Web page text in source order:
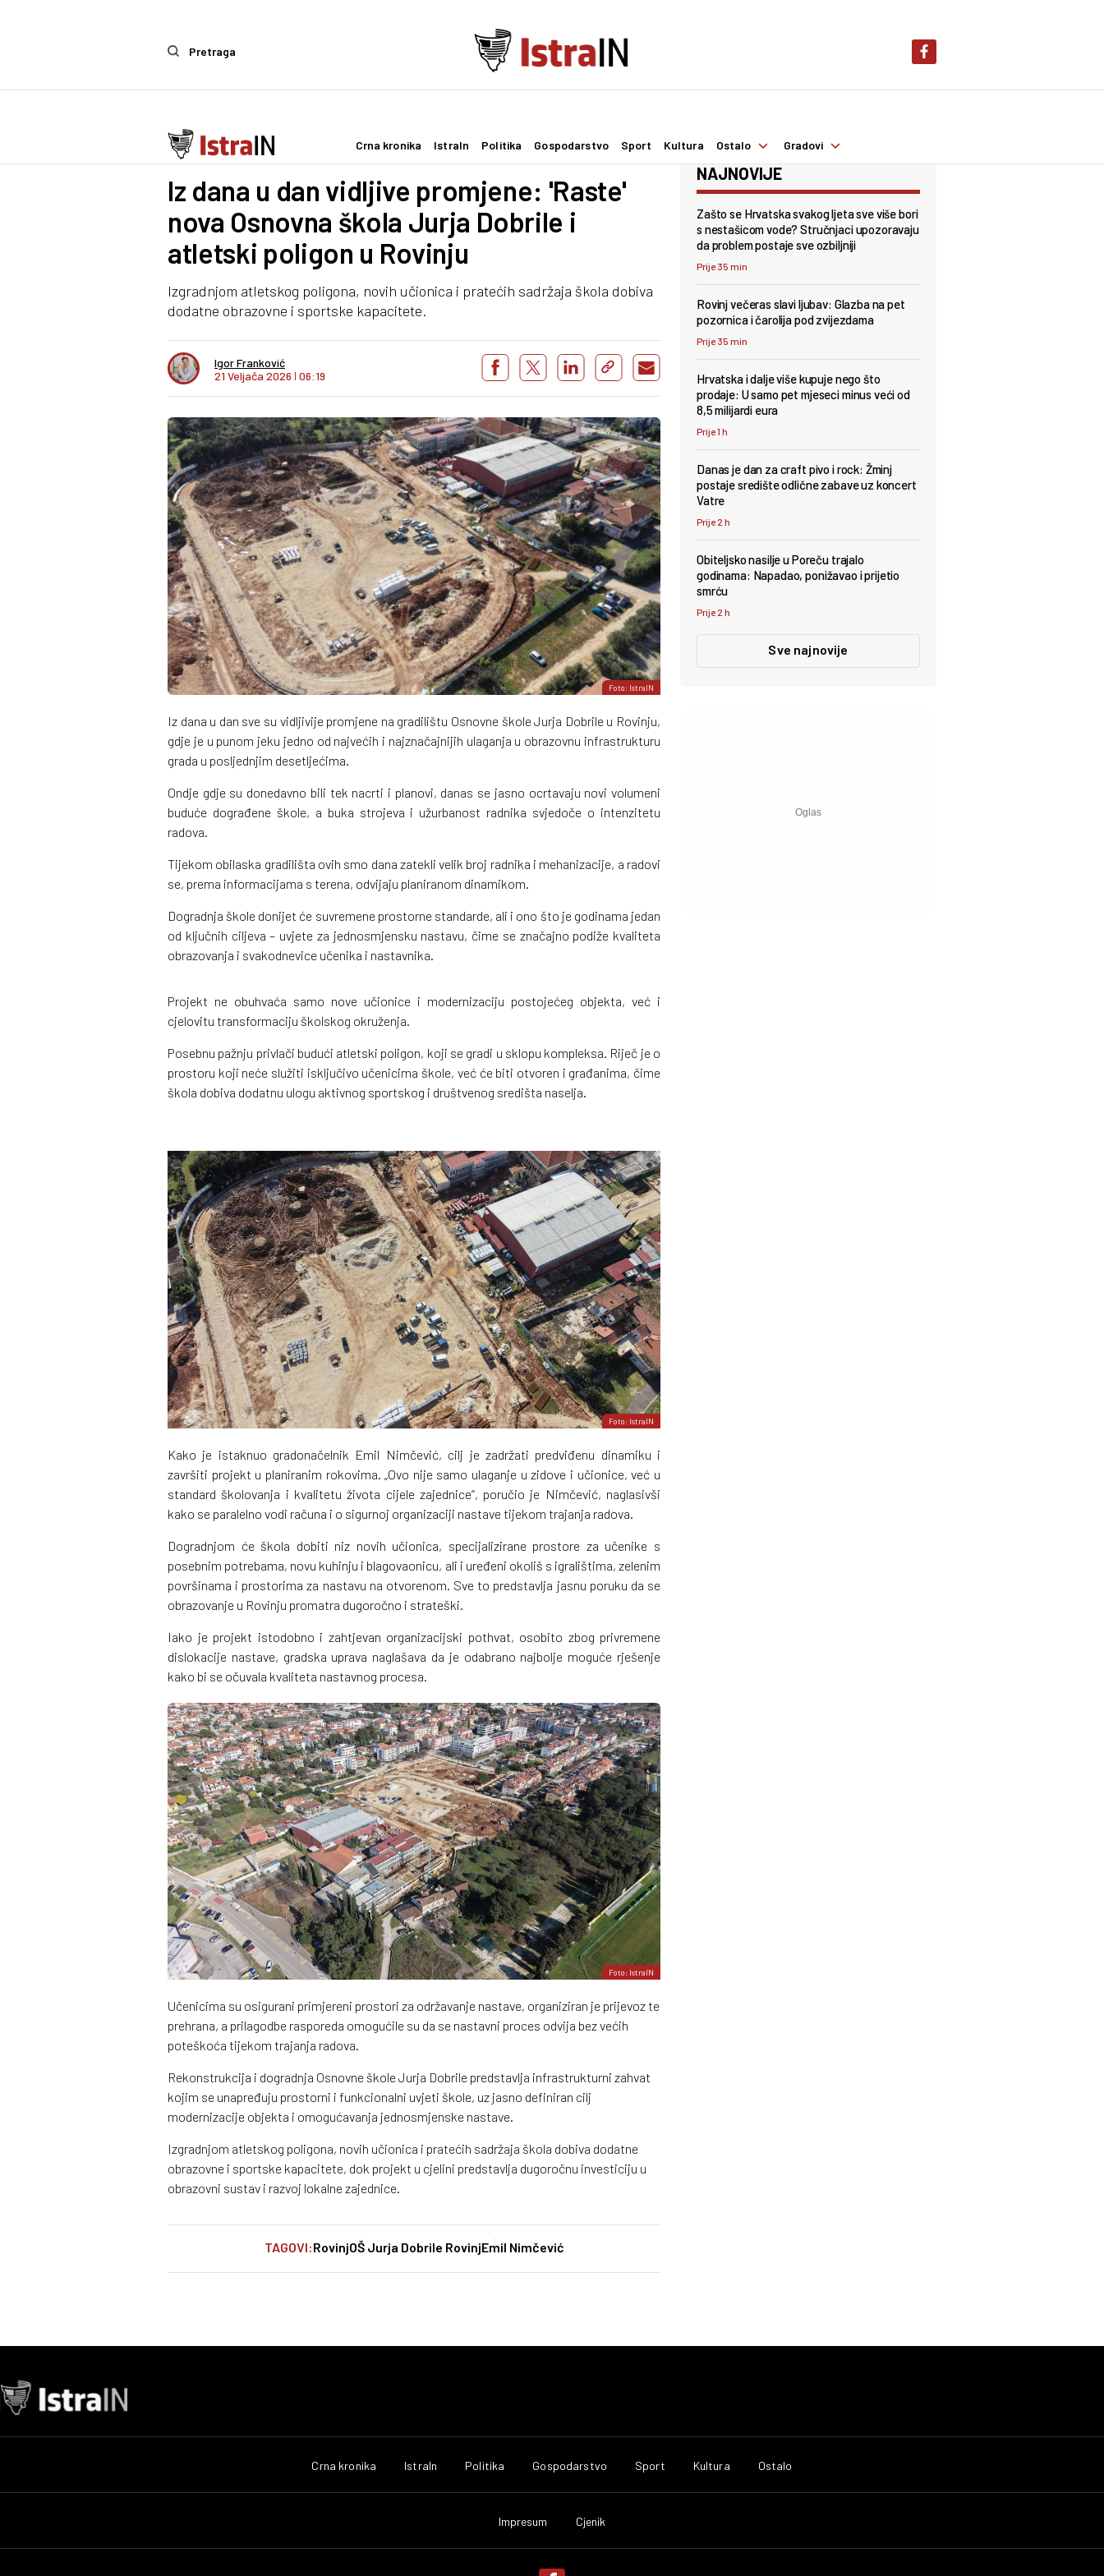
Pretraga
Crna kronika IstraIn Politika Gospodarstvo Sport Kultura Ostalo Gradovi
Gospodarstvo
Iz dana u dan vidljive promjene: 'Raste'
nova Osnovna škola Jurja Dobrile i
atletski poligon u Rovinju
Izgradnjom atletskog poligona, novih učionica i pratećih sadržaja škola dobiva
dodatne obrazovne i sportske kapacitete.
Igor Franković
21 Veljača 2026 I 06:19
Foto: IstraIN
Iz dana u dan sve su vidljivije promjene na gradilištu Osnovne škole Jurja Dobrile u Rovinju,
gdje je u punom jeku jedno od najvećih i najznačajnijih ulaganja u obrazovnu infrastrukturu
grada u posljednjim desetljećima.
Ondje gdje su donedavno bili tek nacrti i planovi, danas se jasno ocrtavaju novi volumeni
buduće dograđene škole, a buka strojeva i užurbanost radnika svjedoče o intenzitetu
radova.
Tijekom obilaska gradilišta ovih smo dana zatekli velik broj radnika i mehanizacije, a radovi
se, prema informacijama s terena, odvijaju planiranom dinamikom.
Dogradnja škole donijet će suvremene prostorne standarde, ali i ono što je godinama jedan
od ključnih ciljeva – uvjete za jednosmjensku nastavu, čime se značajno podiže kvaliteta
obrazovanja i svakodnevice učenika i nastavnika.
Projekt ne obuhvaća samo nove učionice i modernizaciju postojećeg objekta, već i
cjelovitu transformaciju školskog okruženja.
Posebnu pažnju privlači budući atletski poligon, koji se gradi u sklopu kompleksa. Riječ je o
prostoru koji neće služiti isključivo učenicima škole, već će biti otvoren i građanima, čime
škola dobiva dodatnu ulogu aktivnog sportskog i društvenog središta naselja.
Foto: IstraIN
Kako je istaknuo gradonačelnik Emil Nimčević, cilj je zadržati predviđenu dinamiku i
završiti projekt u planiranim rokovima. „Ovo nije samo ulaganje u zidove i učionice, već u
standard školovanja i kvalitetu života cijele zajednice“, poručio je Nimčević, naglasivši
kako se paralelno vodi računa i o sigurnoj organizaciji nastave tijekom trajanja radova.
Dogradnjom će škola dobiti niz novih učionica, specijalizirane prostore za učenike s
posebnim potrebama, novu kuhinju i blagovaonicu, ali i uređeni okoliš s igralištima, zelenim
površinama i prostorima za nastavu na otvorenom. Sve to predstavlja jasnu poruku da se
obrazovanje u Rovinju promatra dugoročno i strateški.
Iako je projekt istodobno i zahtjevan organizacijski pothvat, osobito zbog privremene
dislokacije nastave, gradska uprava naglašava da je odabrano najbolje moguće rješenje
kako bi se očuvala kvaliteta nastavnog procesa.
Foto: IstraIN
Učenicima su osigurani primjereni prostori za održavanje nastave, organiziran je prijevoz te
prehrana, a prilagodbe rasporeda omogućile su da se nastavni proces odvija bez većih
poteškoća tijekom trajanja radova.
Rekonstrukcija i dogradnja Osnovne škole Jurja Dobrile predstavlja infrastrukturni zahvat
kojim se unapređuju prostorni i funkcionalni uvjeti škole, uz jasno definiran cilj
modernizacije objekta i omogućavanja jednosmjenske nastave.
Izgradnjom atletskog poligona, novih učionica i pratećih sadržaja škola dobiva dodatne
obrazovne i sportske kapacitete, dok projekt u cjelini predstavlja dugoročnu investiciju u
obrazovni sustav i razvoj lokalne zajednice.
TAGOVI:RovinjOŠ Jurja Dobrile RovinjEmil Nimčević
NAJNOVIJE
Zašto se Hrvatska svakog ljeta sve više bori
s nestašicom vode? Stručnjaci upozoravaju
da problem postaje sve ozbiljniji
Prije 35 min
Rovinj večeras slavi ljubav: Glazba na pet
pozornica i čarolija pod zvijezdama
Prije 35 min
Hrvatska i dalje više kupuje nego što
prodaje: U samo pet mjeseci minus veći od
8,5 milijardi eura
Prije 1 h
Danas je dan za craft pivo i rock: Žminj
postaje središte odlične zabave uz koncert
Vatre
Prije 2 h
Obiteljsko nasilje u Poreču trajalo
godinama: Napadao, ponižavao i prijetio
smrću
Prije 2 h
Sve najnovije
Crna kronika IstraIn Politika Gospodarstvo Sport Kultura Ostalo
Impresum Cjenik